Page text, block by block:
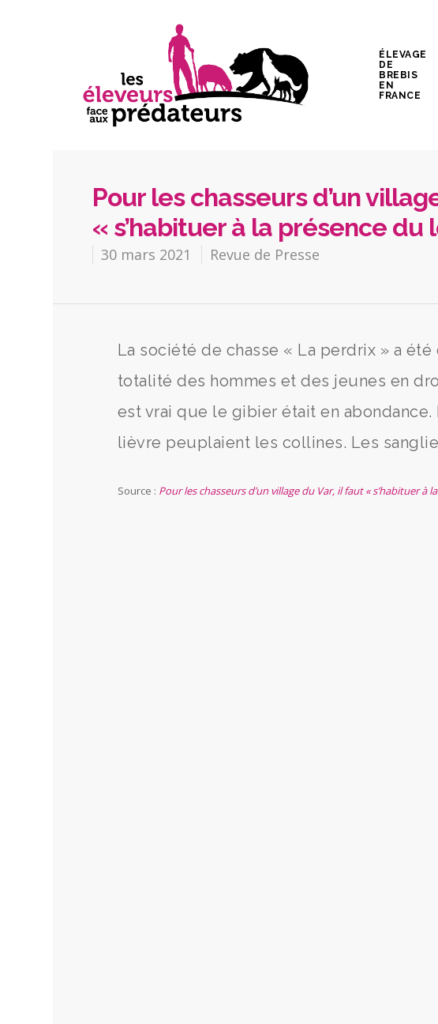
ÉLEVAGE
DE
BREBIS
EN
FRANCE
Pour les chasseurs d’un
« s’habituer à la présence du
30 mars 2021 Revue de Presse
La société de chasse « La perdrix » a été
totalité des hommes et des jeunes en
est vrai que le gibier était en
lièvre peuplaient les collines. Les
Source : Pour les chasseurs d’un village du Var, il faut « s’habituer à